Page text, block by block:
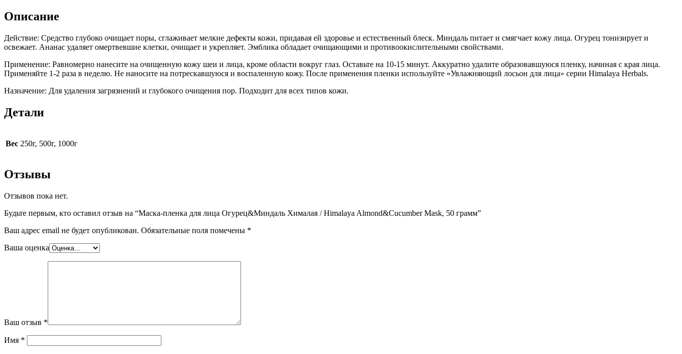
Описание
Действие: Средство глубоко очищает поры, сглаживает мелкие дефекты кожи, придавая ей здоровье и естественный блеск. Миндаль питает и смягчает кожу лица. Огурец тонизирует и
освежает. Ананас удаляет омертвевшие клетки, очищает и укрепляет. Эмблика обладает очищающими и противоокислительными свойствами.
Применение: Равномерно нанесите на очищенную кожу шеи и лица, кроме области вокруг глаз. Оставьте на 10-15 минут. Аккуратно удалите образовавшуюся пленку, начиная с края лица.
Применяйте 1-2 раза в неделю. Не наносите на потрескавшуюся и воспаленную кожу. После применения пленки используйте «Увлажняющий лосьон для лица» серии Himalaya Herbals.
Назначение: Для удаления загрязнений и глубокого очищения пор. Подходит для всех типов кожи.
Детали
Вес 250г, 500г, 1000г
Отзывы
Отзывов пока нет.
Будьте первым, кто оставил отзыв на “Маска-пленка для лица Огурец&Миндаль Хималая / Himalaya Almond&Cucumber Mask, 50 грамм”
Ваш адрес email не будет опубликован. Обязательные поля помечены *
Ваша оценка
Ваш отзыв *
Имя *